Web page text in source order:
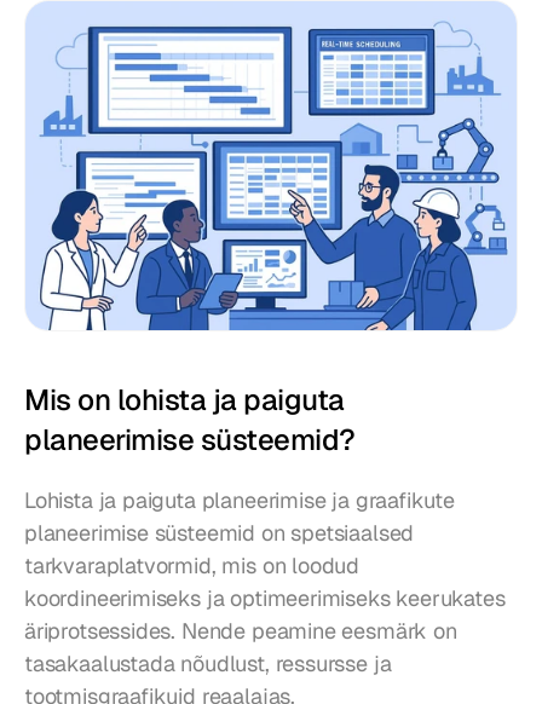
Mis on lohista ja paiguta
planeerimise süsteemid?
Lohista ja paiguta planeerimise ja graafikute
planeerimise süsteemid on spetsiaalsed
tarkvaraplatvormid, mis on loodud
koordineerimiseks ja optimeerimiseks keerukates
äriprotsessides. Nende peamine eesmärk on
tasakaalustada nõudlust, ressursse ja
tootmisgraafikuid reaalajas.